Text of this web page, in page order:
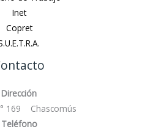
Inet
Copret
Dirección
169 Chascomús
Teléfono